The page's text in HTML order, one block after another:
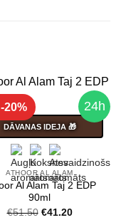
24h
20%
DĀVANAS IDEJA 🎁
ATHOOR AL ALAM
Al Alam Taj 2 EDP
90ml
€51.50 Original
€41.20Current